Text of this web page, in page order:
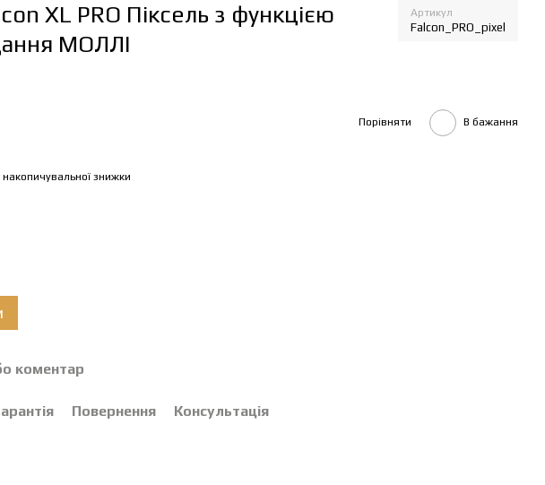
XL PRO Піксель з функцією
МОЛЛІ
Артикул
Falcon_PRO_pixel
Порівняти В бажання
знижки
коментар
Повернення Консультація